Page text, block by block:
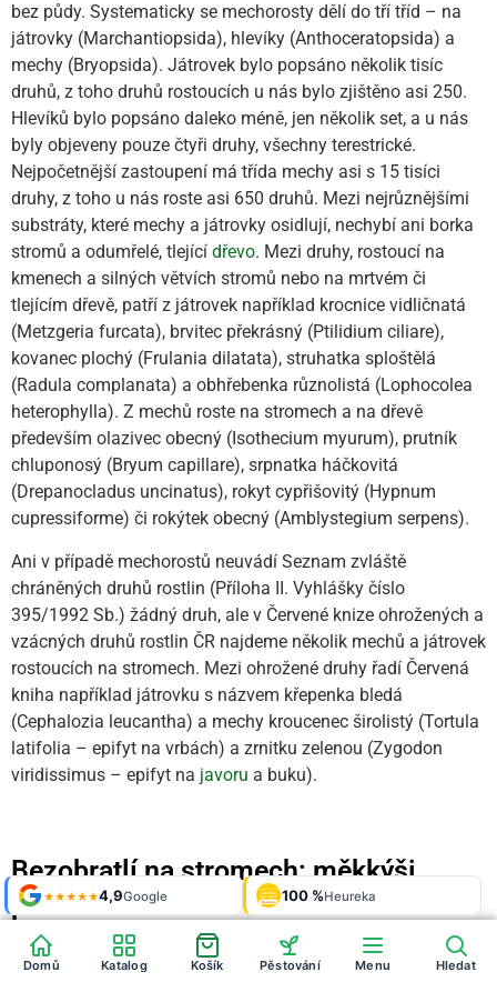
bez půdy. Systematicky se mechorosty dělí do tří tříd – na
játrovky (Marchantiopsida), hlevíky (Anthoceratopsida) a
mechy (Bryopsida). Játrovek bylo popsáno několik tisíc
druhů, z toho druhů rostoucích u nás bylo zjištěno asi 250.
Hlevíků bylo popsáno daleko méně, jen několik set, a u nás
byly objeveny pouze čtyři druhy, všechny terestrické.
Nejpočetnější zastoupení má třída mechy asi s 15 tisíci
druhy, z toho u nás roste asi 650 druhů. Mezi nejrůznějšími
substráty, které mechy a játrovky osidlují, nechybí ani borka
stromů a odumřelé, tlející dřevo. Mezi druhy, rostoucí na
kmenech a silných větvích stromů nebo na mrtvém či
tlejícím dřevě, patří z játrovek například krocnice vidličnatá
(Metzgeria furcata), brvitec překrásný (Ptilidium ciliare),
kovanec plochý (Frulania dilatata), struhatka sploštělá
(Radula complanata) a obhřebenka různolistá (Lophocolea
heterophylla). Z mechů roste na stromech a na dřevě
především olazivec obecný (Isothecium myurum), prutník
chluponosý (Bryum capillare), srpnatka háčkovitá
(Drepanocladus uncinatus), rokyt cypřišovitý (Hypnum
cupressiforme) či rokýtek obecný (Amblystegium serpens).
Ani v případě mechorostů neuvádí Seznam zvláště
chráněných druhů rostlin (Příloha II. Vyhlášky číslo
395/1992 Sb.) žádný druh, ale v Červené knize ohrožených a
vzácných druhů rostlin ČR najdeme několik mechů a játrovek
rostoucích na stromech. Mezi ohrožené druhy řadí Červená
kniha například játrovku s názvem křepenka bledá
(Cephalozia leucantha) a mechy kroucenec širolistý (Tortula
latifolia – epifyt na vrbách) a zrnitku zelenou (Zygodon
viridissimus – epifyt na javoru a buku).
Bezobratlí na stromech: měkkýši,
pavouci a sekáči
★★★★★4,9Google OVĚŘENO
ZÁKAZNÍKY
Heureka 100 %Heureka
Shop roku'24 + '25 Galerie925 fotek
Domů Katalog Košík Pěstování Menu Hledat